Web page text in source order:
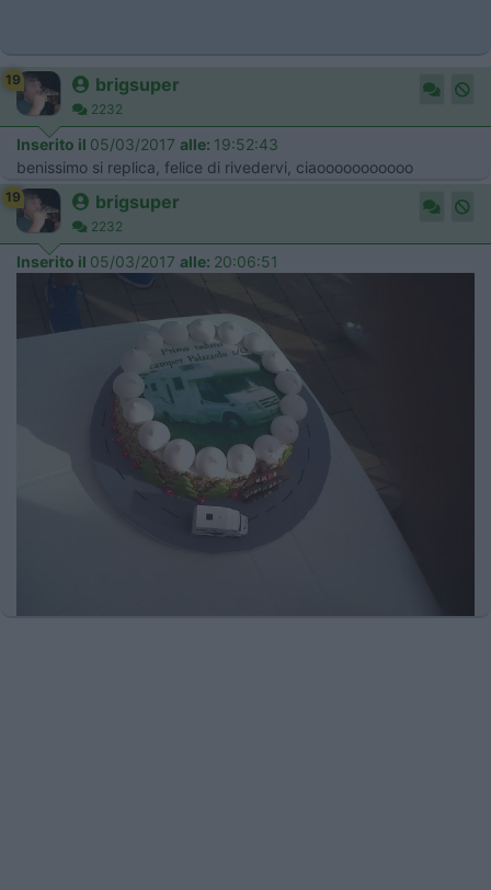
19 brigsuper
2232
Inserito il 05/03/2017 alle: 19:52:43
benissimo si replica, felice di rivedervi, ciaooooooooooo
19 brigsuper
2232
Inserito il 05/03/2017 alle: 20:06:51